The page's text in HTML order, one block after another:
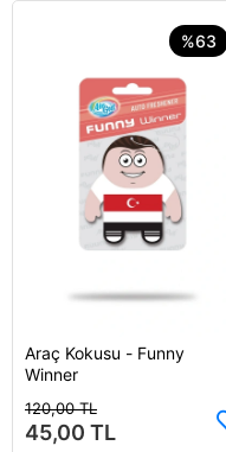
%63
Sepete Ekle
Araç Kokusu - Funny
Winner
120,00 TL
45,00 TL